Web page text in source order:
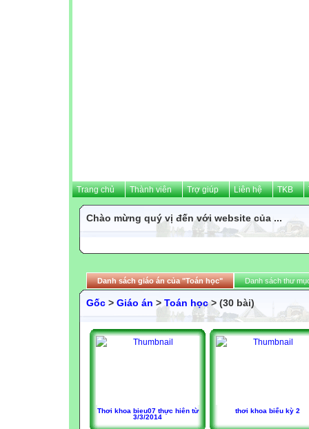
Trang chủ Thành viên Trợ giúp Liên hệ TKB
Chào mừng quý vị đến với website của ...
Danh sách giáo án của "Toán học" Danh sách thư
Gốc > Giáo án > Toán học> (30 bài)
Thơi khoa bieu07 thực hiên từ
3/3/2014
thơi khoa biểu kỳ 2